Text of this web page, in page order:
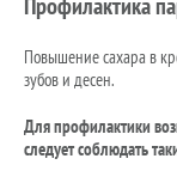
Профилактика
Повышение сахара в
зубов и десен.
Для профилактики
следует соблюдать